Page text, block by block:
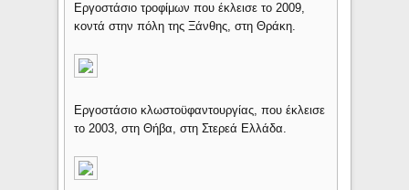
Εργοστάσιο τροφίμων που έκλεισε το 2009,
κοντά στην πόλη της Ξάνθης, στη Θράκη.
Εργοστάσιο κλωστοϋφαντουργίας, που έκλεισε
το 2003, στη Θήβα, στη Στερεά Ελλάδα.